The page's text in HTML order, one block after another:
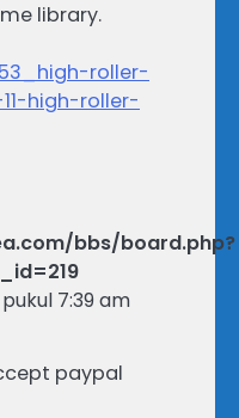
library.
roller-
high-roller-
bbs/board.php?
7:39 am
paypal